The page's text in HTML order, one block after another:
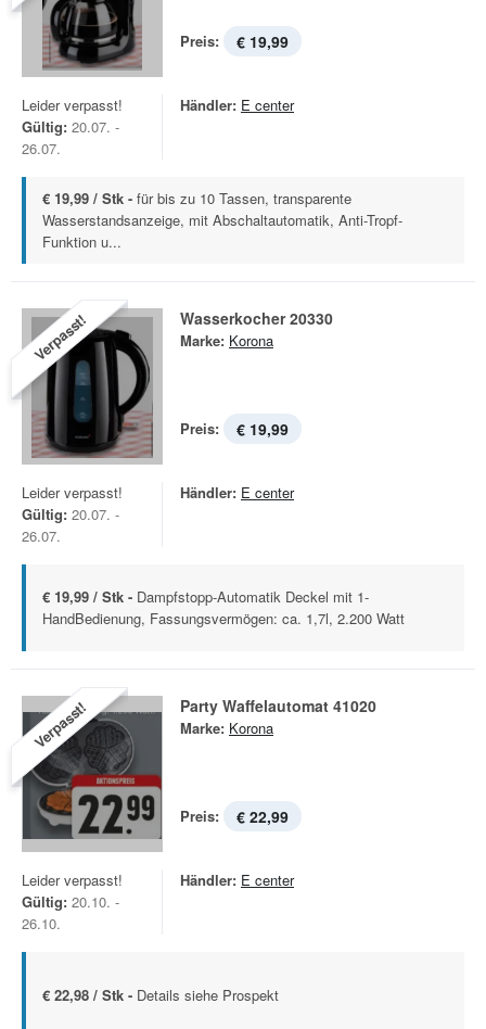
Preis: € 19,99
Leider verpasst!
Gültig: 20.07. -
26.07.
Händler: E center
€ 19,99 / Stk - für bis zu 10 Tassen, transparente
Wasserstandsanzeige, mit Abschaltautomatik, Anti-Tropf-
Funktion u...
Verpasst! Wasserkocher 20330
Marke: Korona
Preis: € 19,99
Leider verpasst!
Gültig: 20.07. -
26.07.
Händler: E center
€ 19,99 / Stk - Dampfstopp-Automatik Deckel mit 1-
HandBedienung, Fassungsvermögen: ca. 1,7l, 2.200 Watt
Verpasst! Party Waffelautomat 41020
Marke: Korona
Preis: € 22,99
Leider verpasst!
Gültig: 20.10. -
26.10.
Händler: E center
€ 22,98 / Stk - Details siehe Prospekt